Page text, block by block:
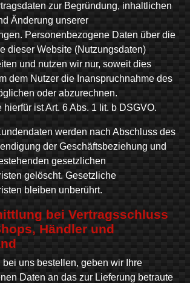
zur Begründung, inhaltlichen
Änderung unserer
Personenbezogene Daten über die
dieser Website (Nutzungsdaten)
und nutzen wir nur, soweit dies
dem Nutzer die Inanspruchnahme des
oder abzurechnen.
ist Art. 6 Abs. 1 lit. b DSGVO.
werden nach Abschluss des
der Geschäftsbeziehung und
gesetzlichen
gelöscht. Gesetzliche
bleiben unberührt.
bei Vertragsschluss
Händler und
bei uns bestellen, geben wir Ihre
Daten an das zur Lieferung betraute